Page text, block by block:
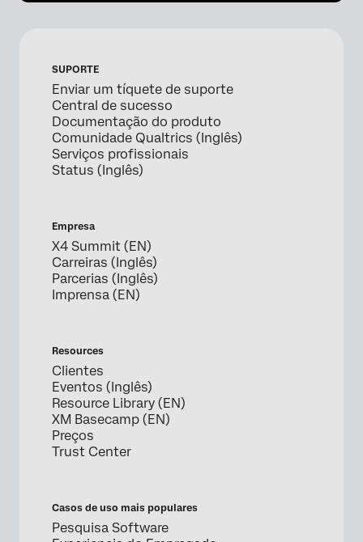
SUPORTE
Enviar um tíquete de suporte
Central de sucesso
Documentação do produto
Comunidade Qualtrics (Inglês)
Serviços profissionais
Status (Inglês)
Empresa
X4 Summit (EN)
Carreiras (Inglês)
Parcerias (Inglês)
Imprensa (EN)
Resources
Clientes
Eventos (Inglês)
Resource Library (EN)
XM Basecamp (EN)
Preços
Trust Center
Casos de uso mais populares
Pesquisa Software